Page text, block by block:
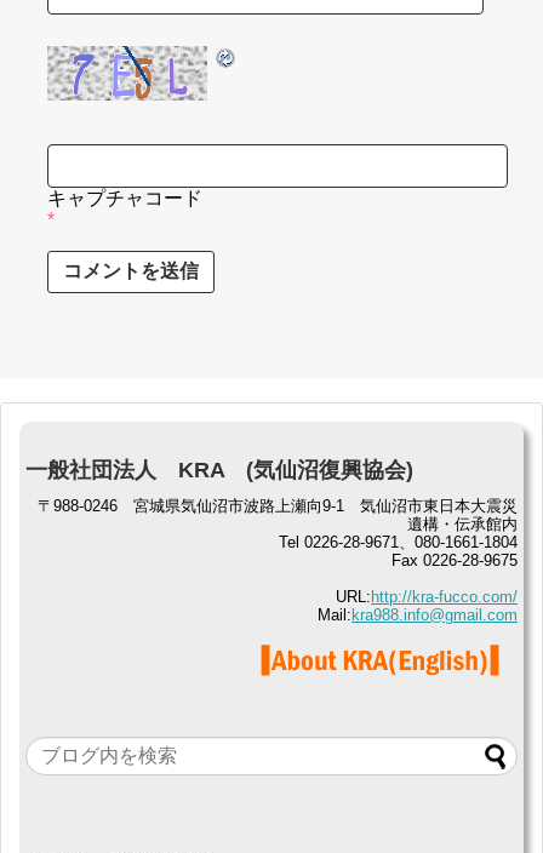
キャプチャコード
*
一般社団法人 KRA (気仙沼復興協会)
〒988-0246 宮城県気仙沼市波路上瀬向9-1 気仙沼市東日本大震災
遺構・伝承館内
Tel 0226-28-9671、080-1661-1804
Fax 0226-28-9675
URL: http://kra-fucco.com/
Mail: kra988.info@gmail.com